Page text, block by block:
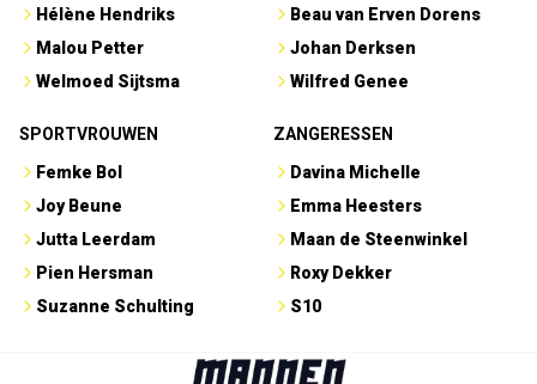
Hélène Hendriks
Malou Petter
Welmoed Sijtsma
Beau van Erven Dorens
Johan Derksen
Wilfred Genee
SPORTVROUWEN
Femke Bol
Joy Beune
Jutta Leerdam
Pien Hersman
Suzanne Schulting
ZANGERESSEN
Davina Michelle
Emma Heesters
Maan de Steenwinkel
Roxy Dekker
S10